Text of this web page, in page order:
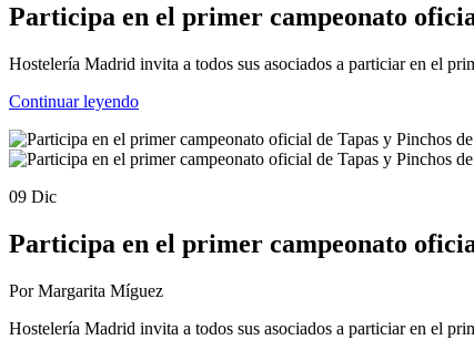
Participa en el primer campeonato
Hostelería Madrid invita a todos sus asociados a particiar en el
Continuar leyendo
09 Dic
Participa en el primer campeonato
Por Margarita Míguez
Hostelería Madrid invita a todos sus asociados a particiar en el